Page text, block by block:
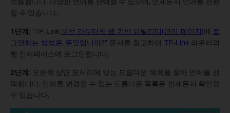
할 수 있습니다.
1단계: “TP-Link 무선 라우터의 웹 기반 유틸리티(관리 페이지)에 로
그인하는 방법은 무엇입니까?” 문서를 참고하여 TP-Link라우터의
웹 인터페이스에 로그인합니다.
2단계: 오른쪽 상단 모서리에 있는 드롭다운 목록을 찾아 언어를 선
택합니다. 언어를 변경할 수 있는 드롭다운 목록은 언제든지 확인할
수 있습니다.